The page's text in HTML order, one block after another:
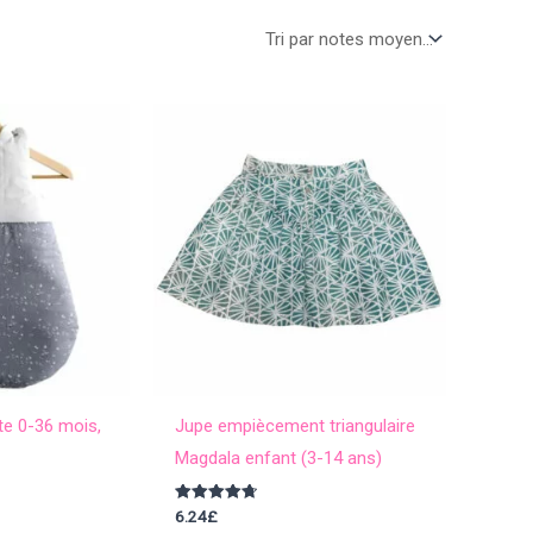
0-36 mois,
Jupe empiècement triangulaire
Magdala enfant (3-14 ans)
Note
4.80
6.24£